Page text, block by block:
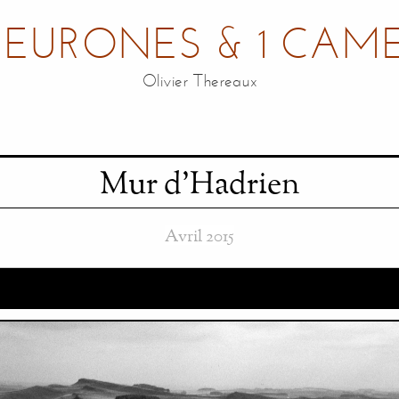
& 1
Olivier Thereaux
Mur d'Hadrien
Avril 2015